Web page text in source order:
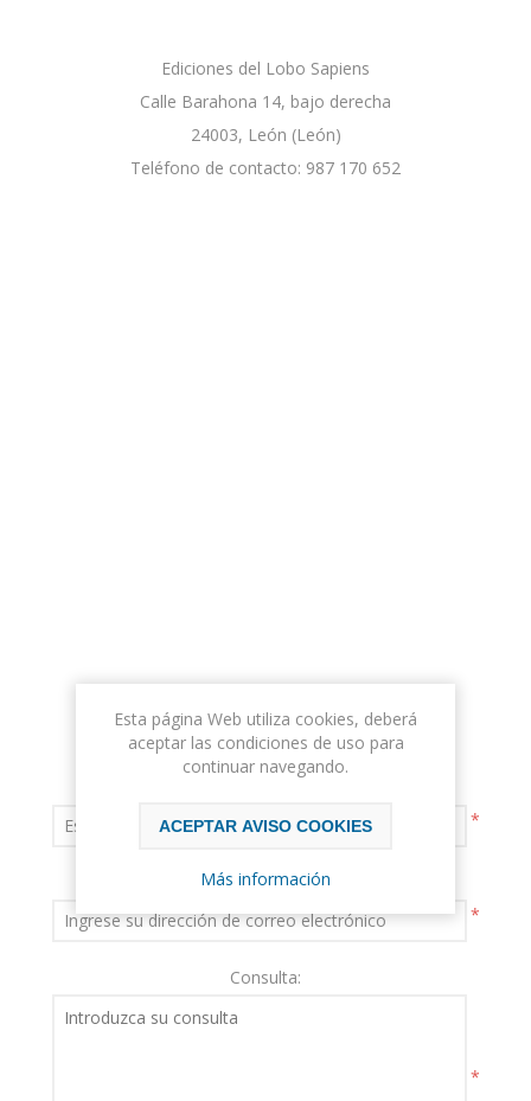
Ediciones del Lobo Sapiens
Calle Barahona 14, bajo derecha
24003, León (León)
Teléfono de contacto: 987 170 652
*
Su correo electrónico:
*
Consulta:
*
Esta página Web utiliza cookies, deberá
aceptar las condiciones de uso para
continuar navegando.
ACEPTAR AVISO COOKIES
Más información